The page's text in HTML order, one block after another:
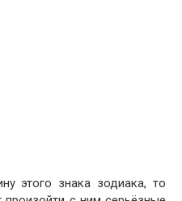
этого знака зодиака, то